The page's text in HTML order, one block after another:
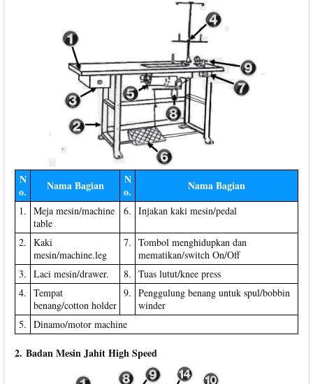
N
o.
Nama Bagian
N
o.
Nama Bagian
1. Meja mesin/machine
table
6. Injakan kaki mesin/pedal
2. Kaki
mesin/machine.leg
7. Tombol menghidupkan dan
mematikan/switch On/Off
3. Laci mesin/drawer. 8. Tuas lutut/knee press
4. Tempat
benang/cotton holder
9. Penggulung benang untuk spul/bobbin
winder
5. Dinamo/motor machine
2. Badan Mesin Jahit High Speed